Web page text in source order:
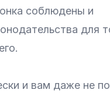
соблюдены и
для
и вам даже не